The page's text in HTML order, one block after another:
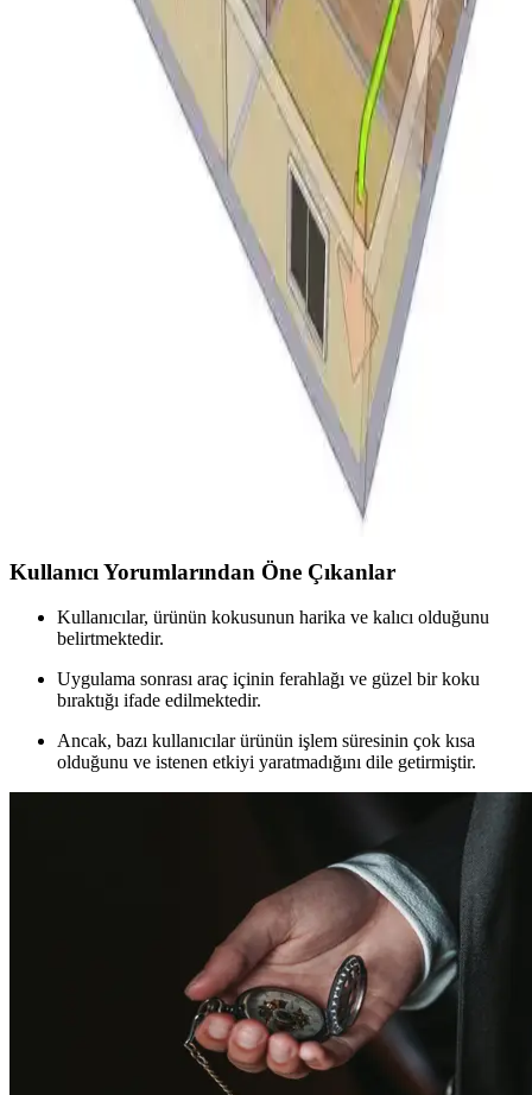
LG Smart Inverter Klima 12.000 BTU A++: Bahçe
Kulübesinde Performans ve Kullanım
Değerlendirmesi
LG Smart Inverter klima, 10.6 m² bahçe kulübesinde soğutma ve
ısıtma için test edildi. Enerji verimliliği, sessiz çalışma ve uzaktan
kontrol avantajları sunarken, yedek parça temini ve garanti
sınırlamaları dikkat çekiyor.
Düşük Enerjili Küçük Klima Seçenekleri ve Ev
Arkadaşıyla İklim Kontrolü Yöntemleri
Düşük enerji tüketen küçük klima modelleri ve ev arkadaşlarıyla
klima kullanımı konusunda uzlaşma yöntemleri ele alınmaktadır.
Enerji verimliliği ve maliyet paylaşımı detayları sunulmaktadır.
Klima ve Isıtma Sistemlerinde Filtre Yerinin Doğru
Klima ve ısıtma sistemlerinde filtreler dönüş hava kanalında bulunur.
Doğru filtre yeri tespiti ve düzenli bakım, cihaz performansı ve iç
Kullanıcı Yorumlarından Öne Çıkanlar
Kullanıcılar, ürünün kokusunun harika ve kalıcı olduğunu
belirtmektedir.
Uygulama sonrası araç içinin ferahlağı ve güzel bir koku
bıraktığı ifade edilmektedir.
Ancak, bazı kullanıcılar ürünün işlem süresinin çok kısa
olduğunu ve istenen etkiyi yaratmadığını dile getirmiştir.